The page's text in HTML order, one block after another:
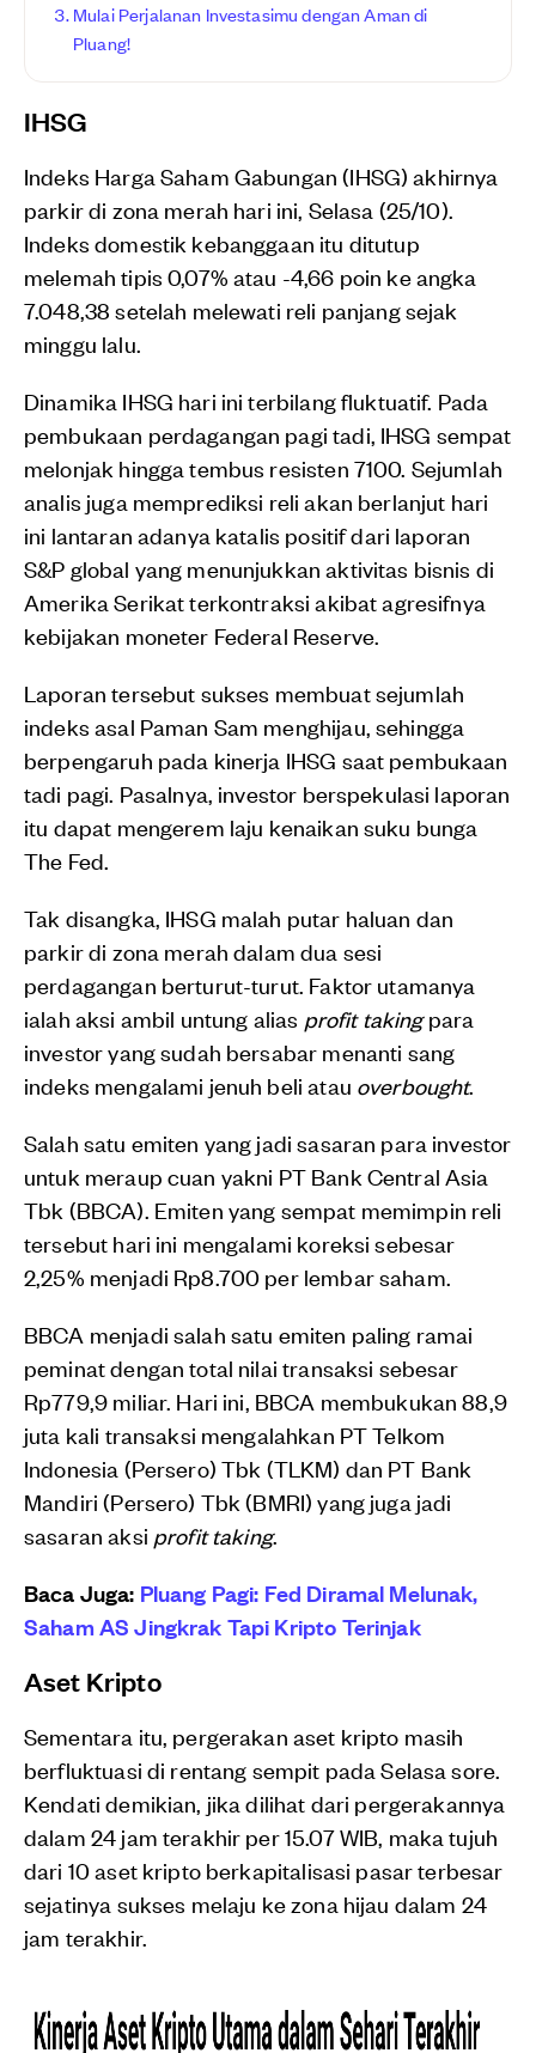
Mulai Perjalanan Investasimu dengan Aman di
Pluang!
IHSG
Indeks Harga Saham Gabungan (IHSG) akhirnya
parkir di zona merah hari ini, Selasa (25/10).
Indeks domestik kebanggaan itu ditutup
melemah tipis 0,07% atau -4,66 poin ke angka
7.048,38 setelah melewati reli panjang sejak
minggu lalu.
Dinamika IHSG hari ini terbilang fluktuatif. Pada
pembukaan perdagangan pagi tadi, IHSG sempat
melonjak hingga tembus resisten 7100. Sejumlah
analis juga memprediksi reli akan berlanjut hari
ini lantaran adanya katalis positif dari laporan
S&P global yang menunjukkan aktivitas bisnis di
Amerika Serikat terkontraksi akibat agresifnya
kebijakan moneter Federal Reserve.
Laporan tersebut sukses membuat sejumlah
indeks asal Paman Sam menghijau, sehingga
berpengaruh pada kinerja IHSG saat pembukaan
tadi pagi. Pasalnya, investor berspekulasi laporan
itu dapat mengerem laju kenaikan suku bunga
The Fed.
Tak disangka, IHSG malah putar haluan dan
parkir di zona merah dalam dua sesi
perdagangan berturut-turut. Faktor utamanya
ialah aksi ambil untung alias profit takingpara
investor yang sudah bersabar menanti sang
indeks mengalami jenuh beli atau overbought.
Salah satu emiten yang jadi sasaran para investor
untuk meraup cuan yakni PT Bank Central Asia
Tbk (BBCA). Emiten yang sempat memimpin reli
tersebut hari ini mengalami koreksi sebesar
2,25% menjadi Rp8.700 per lembar saham.
BBCA menjadi salah satu emiten paling ramai
peminat dengan total nilai transaksi sebesar
Rp779,9 miliar. Hari ini, BBCA membukukan 88,9
juta kali transaksi mengalahkan PT Telkom
Indonesia (Persero) Tbk (TLKM) dan PT Bank
Mandiri (Persero) Tbk (BMRI) yang juga jadi
sasaran aksi profit taking.
Baca Juga: Pluang Pagi: Fed Diramal Melunak,
Saham AS Jingkrak Tapi Kripto Terinjak
Aset Kripto
Sementara itu, pergerakan aset kripto masih
berfluktuasi di rentang sempit pada Selasa sore.
Kendati demikian, jika dilihat dari pergerakannya
dalam 24 jam terakhir per 15.07 WIB, maka tujuh
dari 10 aset kripto berkapitalisasi pasar terbesar
sejatinya sukses melaju ke zona hijau dalam 24
jam terakhir.